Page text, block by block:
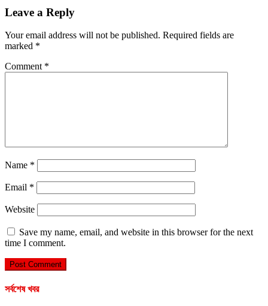
Leave a Reply
Your email address will not be published. Required fields are
marked *
Comment *
Name *
Email *
Website
Save my name, email, and website in this browser for the next
time I comment.
সর্বশেষ খবর